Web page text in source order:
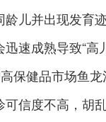
龄儿并出现发育
速成熟导致“高
保健品市场鱼
可信度不高，胡